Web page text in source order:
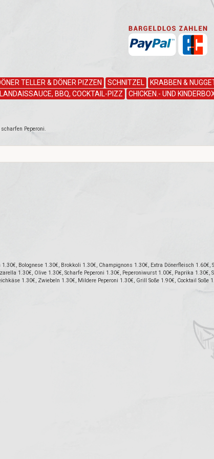
TELLER & DÖNER PIZZEN SCHNITZEL KRABBEN &
BBQ, COCKTAIL-PIZZ CHICKEN.- UND
Peperoni.
Bolognese 1.30€, Brokkoli 1.30€, Champignons 1.30€, Extra Dönerfleisch 1.60€,
1.30€, Olive 1.30€, Scharfe Peperoni 1.30€, Peperoniwurst 1.00€, Paprika 1.30€,
1.30€, Zwiebeln 1.30€, Mildere Peperoni 1.30€, Grill Soße 1.90€, Cocktail Soße